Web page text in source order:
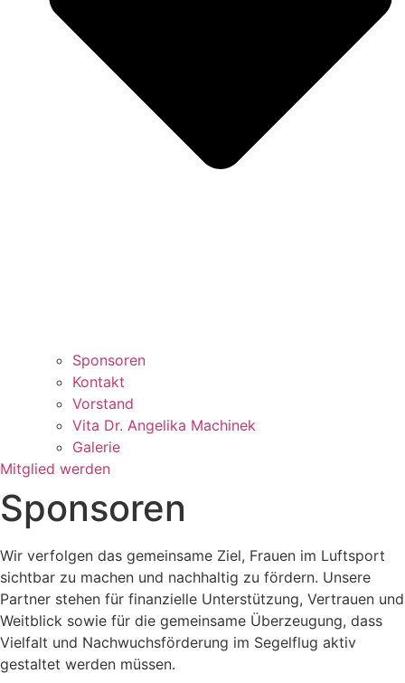
Sponsoren
Kontakt
Vorstand
Vita Dr. Angelika Machinek
Galerie
Mitglied werden
Sponsoren
Wir verfolgen das gemeinsame Ziel, Frauen im Luftsport
sichtbar zu machen und nachhaltig zu fördern. Unsere
Partner stehen für finanzielle Unterstützung, Vertrauen und
Weitblick sowie für die gemeinsame Überzeugung, dass
Vielfalt und Nachwuchsförderung im Segelflug aktiv
gestaltet werden müssen.